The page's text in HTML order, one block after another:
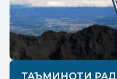
ТАЪМИНОТИ